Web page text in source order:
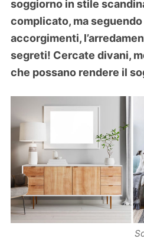
soggiorno in stile
complicato, ma
accorgimenti,
segreti! Cercate divani,
che possano rendere il